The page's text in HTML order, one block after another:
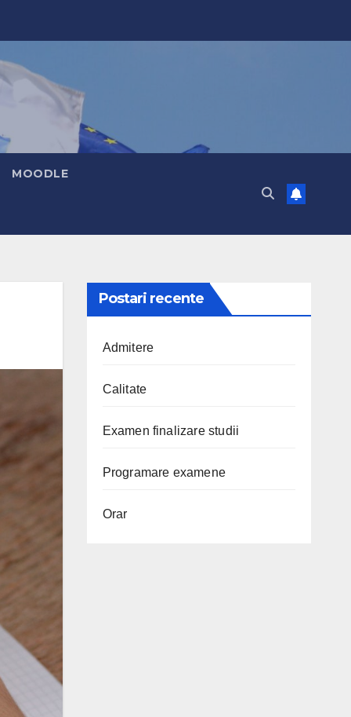
MOODLE
Postari recente
Admitere
Calitate
Examen finalizare studii
Programare examene
Orar